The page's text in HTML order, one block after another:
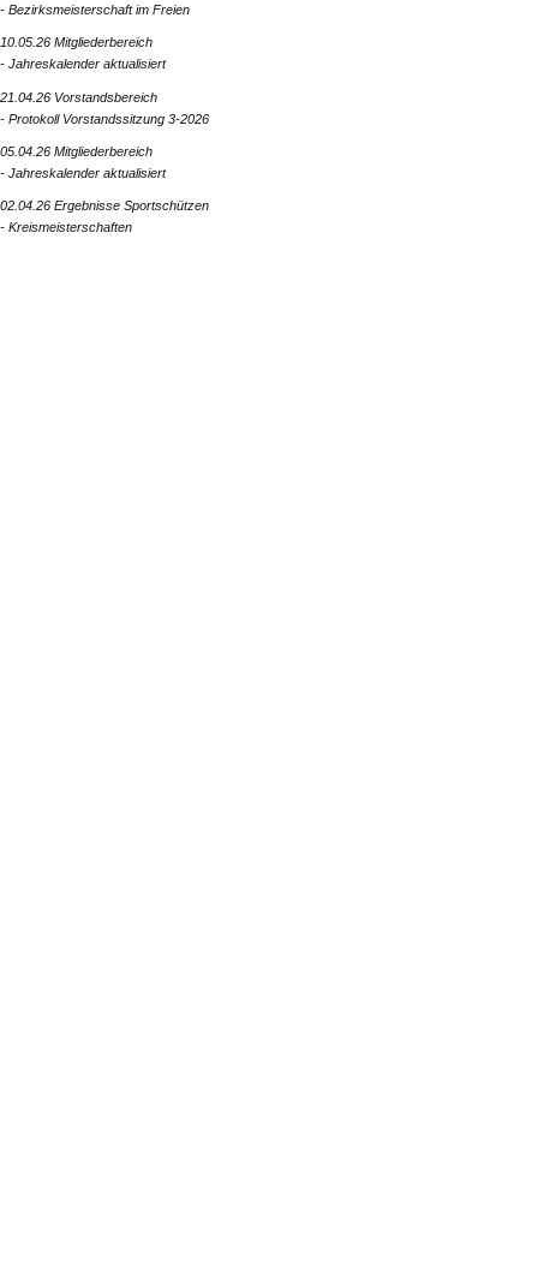
- Bezirksmeisterschaft im Freien
10.05.26 Mitgliederbereich
- Jahreskalender aktualisiert
21.04.26 Vorstandsbereich
- Protokoll Vorstandssitzung 3-2026
05.04.26 Mitgliederbereich
- Jahreskalender aktualisiert
02.04.26 Ergebnisse Sportschützen
- Kreismeisterschaften